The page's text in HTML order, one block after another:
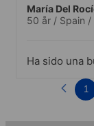
María Del
50 år / Spain /
Ha sido una
1